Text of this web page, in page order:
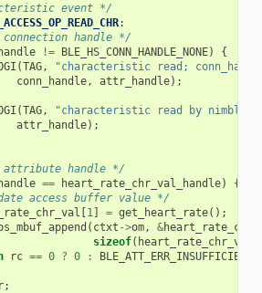
event */
:
handle */
!= BLE_HS_CONN_HANDLE_NONE)
{
(TAG,
"characteristic read;
conn_handle, attr_handle);
(TAG,
"characteristic read by nimble
attr_handle);
handle */
== heart_rate_chr_val_handle)
{
access buffer value */
[1] = get_heart_rate();
( ctxt ->om, &
sizeof( heart_rate_chr_val
rc == 0 ? 0 :
;